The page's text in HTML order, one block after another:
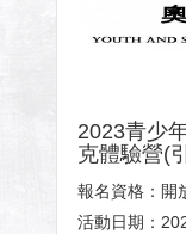
2023青少
克體驗營(
報名資格：開
活動日期：